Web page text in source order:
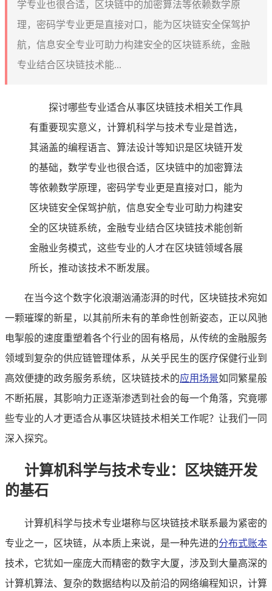
学专业也很合适，区块链中的加密算法等依赖数学原
理，密码学专业更是直接对口，能为区块链安全保驾护
航，信息安全专业可助力构建安全的区块链系统，金融
专业结合区块链技术能...
探讨哪些专业适合从事区块链技术相关工作具
有重要现实意义，计算机科学与技术专业是首选，
其涵盖的编程语言、算法设计等知识是区块链开发
的基础，数学专业也很合适，区块链中的加密算法
等依赖数学原理，密码学专业更是直接对口，能为
区块链安全保驾护航，信息安全专业可助力构建安
全的区块链系统，金融专业结合区块链技术能创新
金融业务模式，这些专业的人才在区块链领域各展
所长，推动该技术不断发展。
在当今这个数字化浪潮汹涌澎湃的时代，区块链技术宛如
一颗璀璨的新星，以其前所未有的革命性创新姿态，正以风驰
电掣般的速度重塑着各个行业的固有格局，从传统的金融服务
领域到复杂的供应链管理体系，从关乎民生的医疗保健行业到
高效便捷的政务服务系统，区块链技术的应用场景如同繁星般
不断拓展，其影响力正逐渐渗透到社会的每一个角落，究竟哪
些专业的人才更适合从事区块链技术相关工作呢？让我们一同
深入探究。
计算机科学与技术专业：区块链开发
的基石
计算机科学与技术专业堪称与区块链技术联系最为紧密的
专业之一，区块链，从本质上来说，是一种先进的分布式账本
技术，它犹如一座庞大而精密的数字大厦，涉及到大量高深的
计算机算法、复杂的数据结构以及前沿的网络编程知识，计算